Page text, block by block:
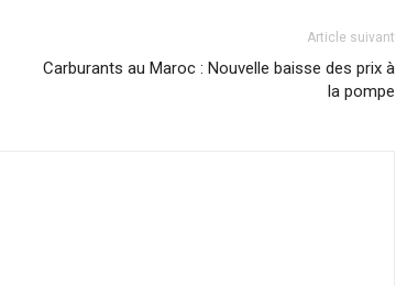
Article suivant
Carburants au Maroc : Nouvelle baisse des prix à
la pompe